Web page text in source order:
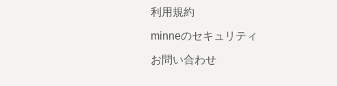
利用規約
minneのセキュリティ
お問い合わせ